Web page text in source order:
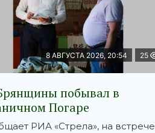
8 АВГУСТА 2026, 20:54 25
побывал в
Погаре
РИА «Стрела», на встрече